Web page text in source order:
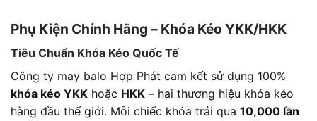
Phụ Kiện Chính Hãng – Khóa Kéo YKK/HKK
Tiêu Chuẩn Khóa Kéo Quốc Tế
Công ty may balo Hợp Phát cam kết sử dụng 100%
khóa kéo YKK hoặc HKK – hai thương hiệu khóa kéo
hàng đầu thế giới. Mỗi chiếc khóa trải qua 10,000 lần